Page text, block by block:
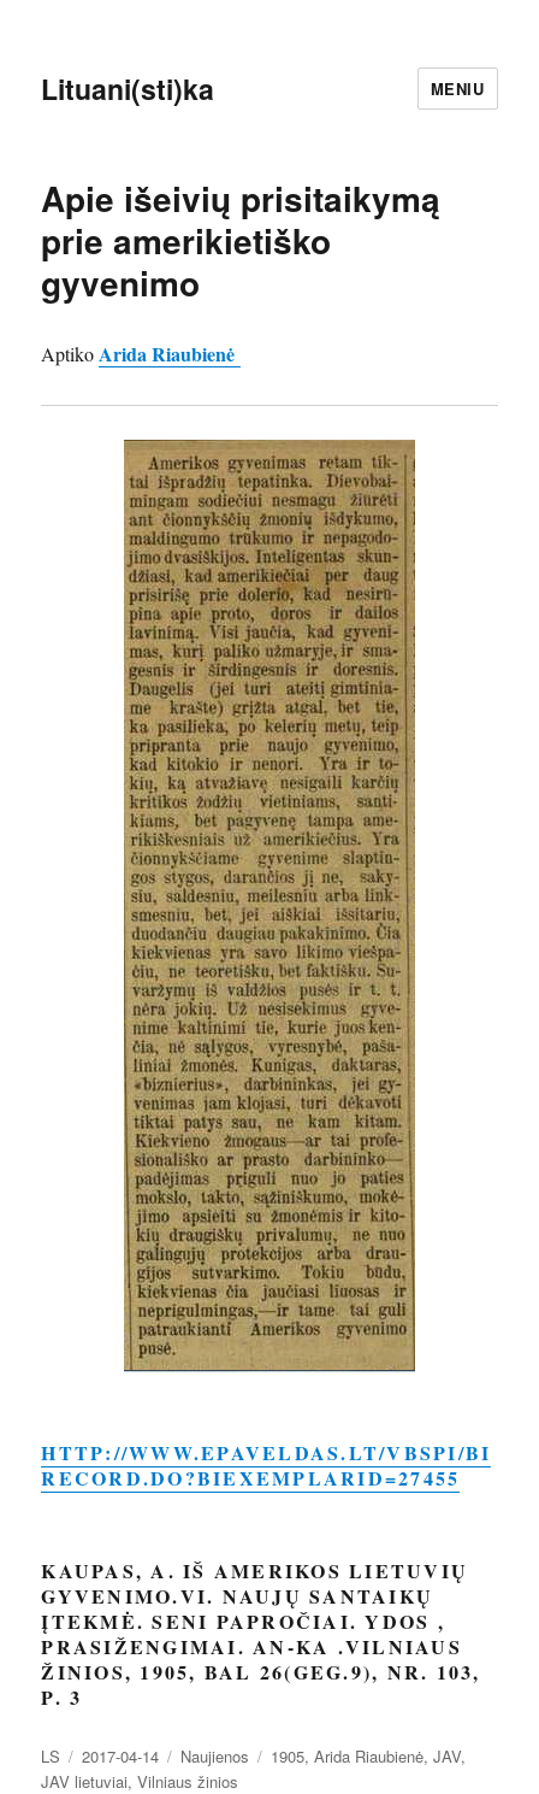
Lituani(sti)ka MENIU
Apie išeivių prisitaikymą
prie amerikietiško
gyvenimo
Aptiko Arida Riaubienė
HTTP://WWW.EPAVELDAS.LT/VBSPI/BI
RECORD.DO?BIEXEMPLARID=27455
KAUPAS, A. IŠ AMERIKOS LIETUVIŲ
GYVENIMO.VI. NAUJŲ SANTAIKŲ
ĮTEKMĖ. SENI PAPROČIAI. YDOS ,
PRASIŽENGIMAI. AN-KA .VILNIAUS
ŽINIOS, 1905, BAL 26(GEG.9), NR. 103,
P. 3
Autorius
LS Paskelbta
2017-04-14 Kategorijos
Naujienos Žymos
1905,Arida Riaubienė,JAV,
JAV lietuviai,Vilniaus žinios